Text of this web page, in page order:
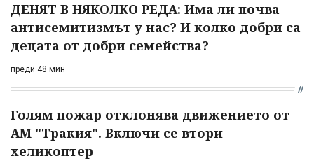
ДЕНЯТ В НЯКОЛКО РЕДА: Има ли почва
антисемитизмът у нас? И колко добри са
децата от добри семейства?
преди 48 мин
Голям пожар отклонява движението от
АМ "Тракия". Включи се втори
хеликоптер